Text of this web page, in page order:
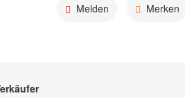
Melden Merken